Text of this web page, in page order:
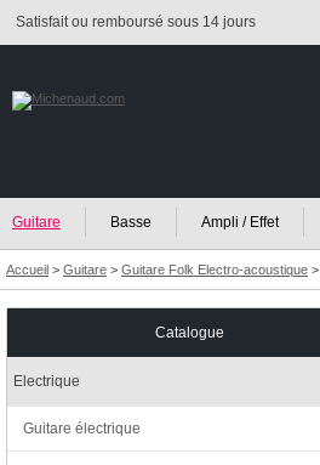
Satisfait ou remboursé sous 14 jours
Guitare Basse Ampli / Effet
Accueil > Guitare > Guitare Folk Electro-acoustique >
Catalogue
Electrique
Guitare électrique